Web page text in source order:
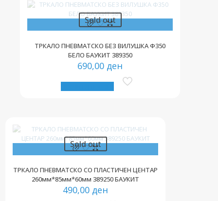
Sold out
ТРКАЛО ПНЕВМАТСКО БЕЗ ВИЛУШКА Ф350
БЕЛО БАУКИТ 389350
690,00 ден
Sold out
ТРКАЛО ПНЕВМАТСКО СО ПЛАСТИЧЕН ЦЕНТАР
260мм*85мм*60мм 389250 БАУКИТ
490,00 ден